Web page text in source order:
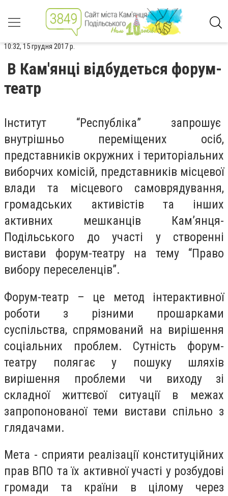
10:32, 15 грудня 2017 р.
В Кам'янці відбудеться форум-
театр
Інститут “Республіка” запрошує
внутрішньо переміщених осіб,
представників окружних і територіальних
виборчих комісій, представників місцевої
влади та місцевого самоврядування,
громадських активістів та інших
активних мешканців Кам’янця-
Подільського до участі у створенні
вистави форум-театру на тему “Право
вибору переселенців”.
Форум-театр – це метод інтерактивної
роботи з різними прошарками
суспільства, спрямований на вирішення
соціальних проблем. Сутність форум-
театру полягає у пошуку шляхів
вирішення проблеми чи виходу зі
складної життєвої ситуації в межах
запропонованої теми вистави спільно з
глядачами.
Мета - сприяти реалізації конституційних
прав ВПО та їх активної участі у розбудові
громади та країни в цілому через